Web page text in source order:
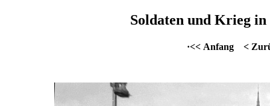
Soldaten und Krieg in
·<< Anfang <